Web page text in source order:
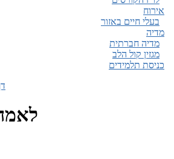
אירוח
בעלי חיים באזור
מדיה
מדיה חברתית
מגזין קול הלב
כניסת תלמידים